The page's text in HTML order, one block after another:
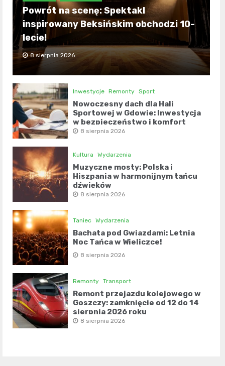
Powrót na scenę: Spektakl
inspirowany Beksińskim obchodzi 10-
lecie!
8 sierpnia 2026
Inwestycje Remonty Sport
Nowoczesny dach dla Hali
Sportowej w Gdowie: Inwestycja
w bezpieczeństwo i komfort
8 sierpnia 2026
Kultura Wydarzenia
Muzyczne mosty: Polska i
Hiszpania w harmonijnym tańcu
dźwięków
8 sierpnia 2026
Taniec Wydarzenia
Bachata pod Gwiazdami: Letnia
Noc Tańca w Wieliczce!
8 sierpnia 2026
Remonty Transport
Remont przejazdu kolejowego w
Goszczy: zamknięcie od 12 do 14
sierpnia 2026 roku
8 sierpnia 2026